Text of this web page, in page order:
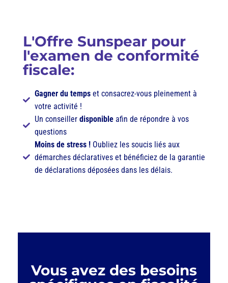
L'Offre Sunspear pour
l'examen de conformité
fiscale:
Gagner du tempset consacrez-vous pleinement à
votre activité !
Un conseiller disponibleafin de répondre à vos
questions
Moins de stress !Oubliez les soucis liés aux
démarches déclaratives et bénéficiez de la garantie
de déclarations déposées dans les délais.
Vous avez des besoins